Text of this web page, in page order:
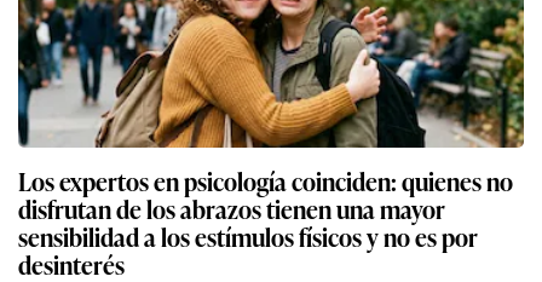
Los expertos en psicología coinciden: quienes no
disfrutan de los abrazos tienen una mayor
sensibilidad a los estímulos físicos y no es por
desinterés